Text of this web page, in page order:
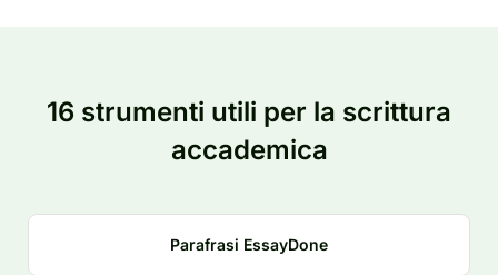
16 strumenti utili per la scrittura
accademica
Parafrasi EssayDone